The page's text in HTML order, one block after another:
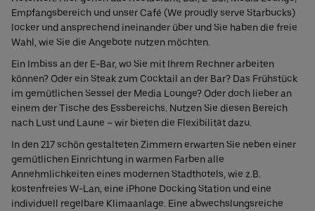
Empfangsbereich und unser Café (We proudly serve Starbucks)
locker und ansprechend ineinander über und Sie haben die freie
Wahl, wie Sie die Angebote nutzen möchten.
Ein Imbiss an der E-Bar, wo Sie mit Ihrem Rechner arbeiten
können? Oder ein Steak zum Cocktail an der Bar? Das Frühstück
im gemütlichen Sessel der Media Lounge? Oder doch lieber an
einem der Tische des Essbereichs. Nutzen Sie diesen Bereich
nach Lust und Laune – wir bieten die Flexibilität dazu.
In den 217 schön gestalteten Zimmern erwarten Sie neben einer
gemütlichen Einrichtung in warmen Farben alle
Annehmlichkeiten eines modernen Stadthotels, wie z.B.
kostenfreies W-Lan, eine iPhone Docking Station und eine
individuell regelbare Klimaanlage. Eine abwechslungsreiche